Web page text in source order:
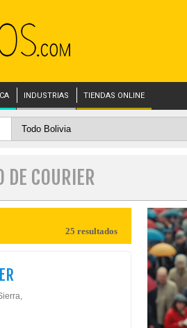
INDUSTRIAS TIENDAS ONLINE
DE COURIER
25 resultados